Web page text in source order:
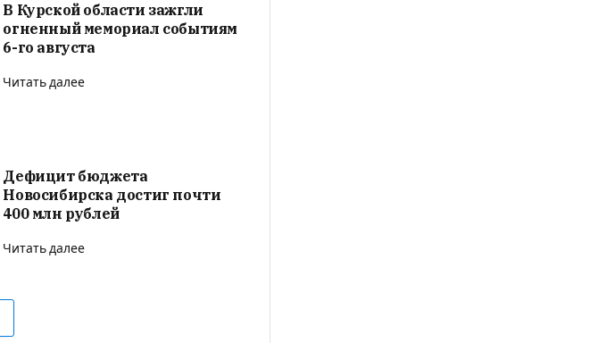
В Курской области зажгли
огненный мемориал событиям
6-го августа
Читать далее
Дефицит бюджета
Новосибирска достиг почти
400 млн рублей
Читать далее